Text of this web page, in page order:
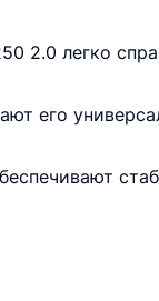
2.0 легко
его